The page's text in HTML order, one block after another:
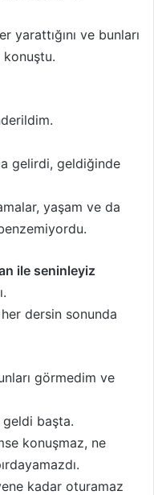
yarattığını ve bunları
gelirdi, geldiğinde
yaşam ve da
ile seninleyiz
dersin sonunda
görmedim ve
geldi başta.
konuşmaz, ne
kadar oturamaz